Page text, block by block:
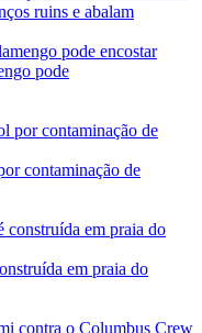
ruins e abalam
pode
contaminação de
em praia do